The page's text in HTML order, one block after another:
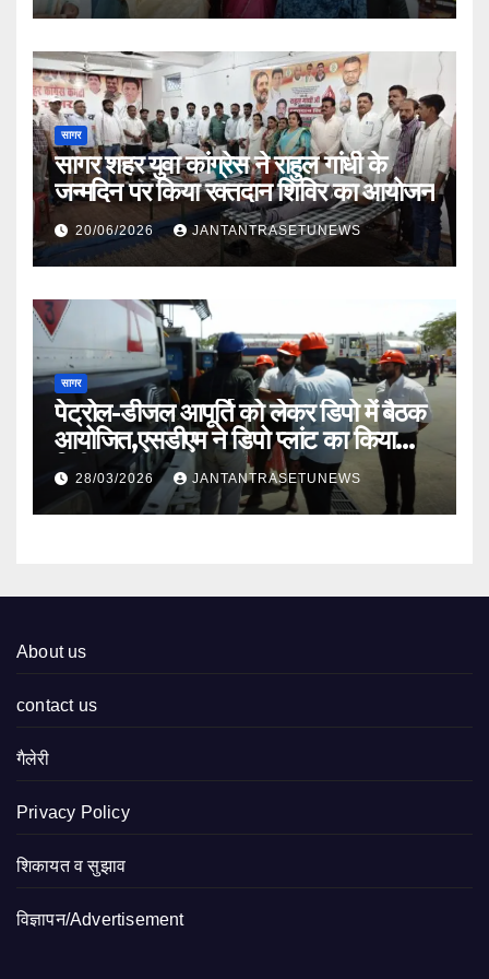
सागर
सागर शहर युवा कांग्रेस ने राहुल गांधी के
जन्मदिन पर किया रक्तदान शिविर का आयोजन
20/06/2026 JANTANTRASETUNEWS
सागर
पेट्रोल-डीजल आपूर्ति को लेकर डिपो में बैठक
आयोजित,एसडीएम ने डिपो प्लांट का किया
निरीक्षण
28/03/2026 JANTANTRASETUNEWS
About us
contact us
गैलेरी
Privacy Policy
शिकायत व सुझाव
विज्ञापन/Advertisement